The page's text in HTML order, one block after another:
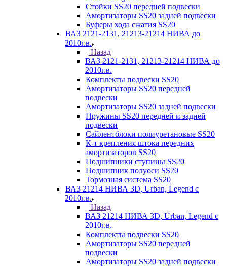
Стойки SS20 передней подвески
Амортизаторы SS20 задней подвески
Буферы хода сжатия SS20
ВАЗ 2121-2131, 21213-21214 НИВА до
2010г.в.
Назад
ВАЗ 2121-2131, 21213-21214 НИВА до
2010г.в.
Комплекты подвески SS20
Амортизаторы SS20 передней
подвески
Амортизаторы SS20 задней подвески
Пружины SS20 передней и задней
подвески
Сайлентблоки полиуретановые SS20
К-т крепления штока передних
амортизаторов SS20
Подшипники ступицы SS20
Подшипник полуоси SS20
Тормозная система SS20
ВАЗ 21214 НИВА 3D, Urban, Legend c
2010г.в.
Назад
ВАЗ 21214 НИВА 3D, Urban, Legend c
2010г.в.
Комплекты подвески SS20
Амортизаторы SS20 передней
подвески
Амортизаторы SS20 задней подвески